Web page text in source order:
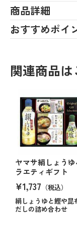
商品詳細
おすすめポイ
関連商品は
ヤマサ絹しょうゆ
ラエティギフト
¥1,737 （税込）
絹しょうゆと鰹や昆
だしの詰め合わせ